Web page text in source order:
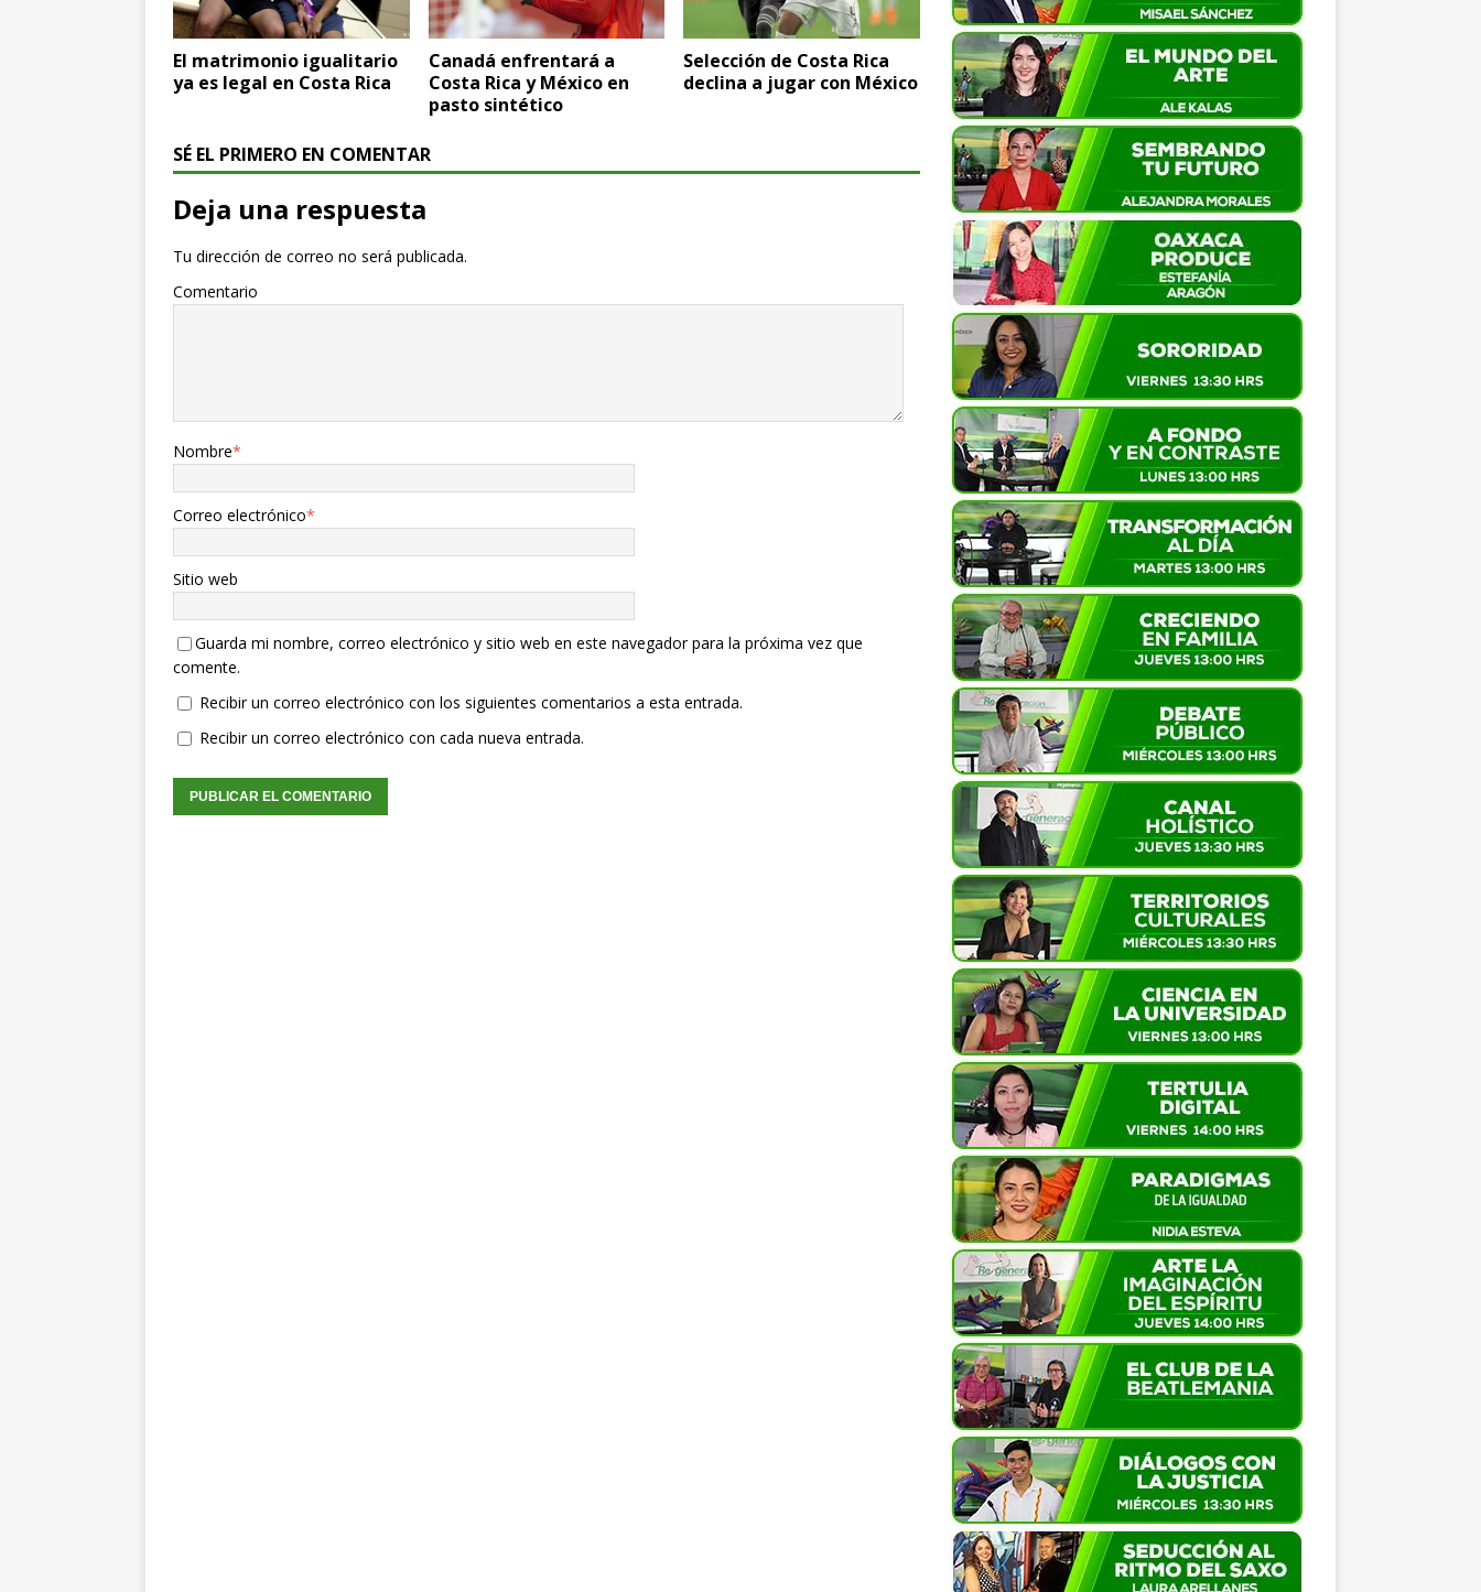
El matrimonio igualitario
ya es legal en Costa Rica
Canadá enfrentará a
Costa Rica y México en
pasto sintético
Selección de Costa Rica
declina a jugar con México
SÉ EL PRIMERO EN COMENTAR
Deja una respuesta
Tu dirección de correo no será publicada.
Comentario
Nombre*
Correo electrónico*
Sitio web
Guarda mi nombre, correo electrónico y sitio web en este navegador para la próxima vez que
comente.
Recibir un correo electrónico con los siguientes comentarios a esta entrada.
Recibir un correo electrónico con cada nueva entrada.